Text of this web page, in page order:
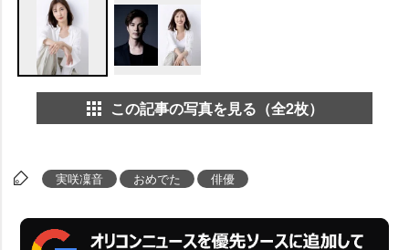
この記事の写真を見る（全2枚）
実咲凜音 おめでた 俳優